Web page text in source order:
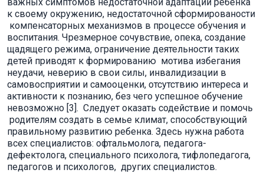
к своему окружению, недостаточной сформированости
компенсаторных механизмов в процессе обучения и
воспитания. Чрезмерное сочувствие, опека, создание
щадящего режима, ограничение деятельности таких
детей приводят к формированию мотива избегания
неудачи, неверию в свои силы, инвалидизации в
самовосприятии и самооценки, отсутствию интереса и
активности к познанию, без чего успешное обучение
невозможно [3]. Следует оказать содействие и помочь
родителям создать в семье климат, способствующий
правильному развитию ребенка. Здесь нужна работа
всех специалистов: офтальмолога, педагога-
дефектолога, специального психолога, тифлопедагога,
педагогов и психологов, других специалистов.